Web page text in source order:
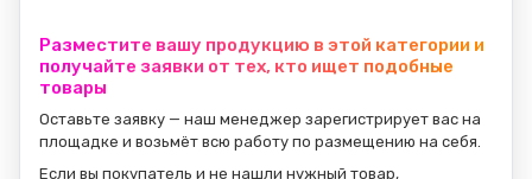
Разместите вашу продукцию в этой категории и
получайте заявки от тех, кто ищет подобные
товары
Оставьте заявку — наш менеджер зарегистрирует вас на
площадке и возьмёт всю работу по размещению на себя.
Если вы покупатель и не нашли нужный товар,